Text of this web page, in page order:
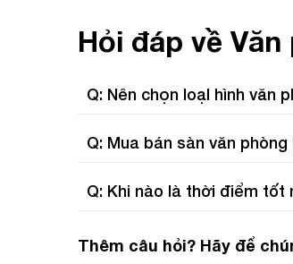
Hỏi đáp về
Q: Nên chọn loạI hình văn
Q: Mua bán sàn văn phòng
Q: Khi nào là thời điểm tốt
Thêm câu hỏi? Hãy để